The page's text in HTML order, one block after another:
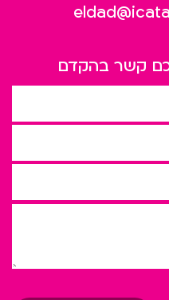
קשר בהקדם